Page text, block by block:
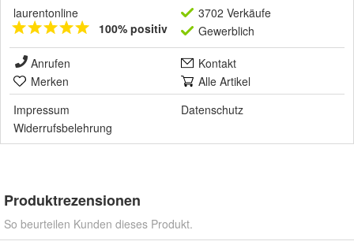
laurentonline
100% positiv
3702 Verkäufe
Gewerblich
Anrufen
Kontakt
Merken
Alle Artikel
Impressum
Datenschutz
Widerrufsbelehrung
Produktrezensionen
So beurteilen Kunden dieses Produkt.